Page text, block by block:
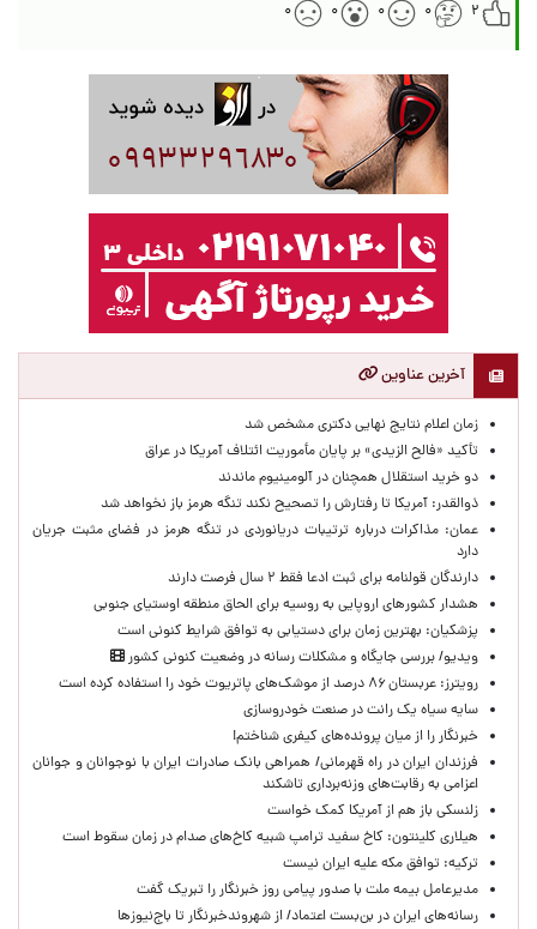
۲
۰ ۰ ۰ ۰
آخرین عناوین
زمان اعلام نتایج نهایی دکتری مشخص شد
تأکید «فالح الزیدی» بر پایان مأموریت ائتلاف آمریکا در عراق
دو خرید استقلال همچنان در آلومینیوم ماندند
ذوالقدر: آمریکا تا رفتارش را تصحیح نکند تنگه هرمز باز نخواهد شد
عمان: مذاکرات درباره ترتیبات دریانوردی در تنگه هرمز در فضای مثبت جریان
دارد
دارندگان قولنامه برای ثبت ادعا فقط ۲ سال فرصت دارند
هشدار کشورهای اروپایی به روسیه برای الحاق منطقه اوستیای جنوبی
پزشکیان‌: بهترین زمان برای دستیابی به توافق شرایط کنونی است
ویدیو/ بررسی جایگاه و مشکلات رسانه در وضعیت کنونی کشور
رویترز: عربستان ۸۶ درصد از موشک‌های پاتریوت خود را استفاده کرده است
سایه سیاه یک رانت در صنعت خودروسازی
خبرنگار را از میان پرونده‌های کیفری شناختم!
​فرزندان ایران در راه قهرمانی/ همراهی بانک صادرات ایران با نوجوانان و جوانان
اعزامی به رقابت‌های وزنه‌برداری تاشکند
زلنسکی باز هم از آمریکا کمک خواست
هیلاری کلینتون: کاخ سفید ترامپ شبیه کاخ‌های صدام در زمان سقوط است
ترکیه: توافق مکه علیه ایران نیست
مدیرعامل بیمه ملت با صدور پیامی روز خبرنگار را تبریک گفت
رسانه‌های ایران در بن‌بست اعتماد/ از شهروندخبرنگار تا باج‌نیوزها